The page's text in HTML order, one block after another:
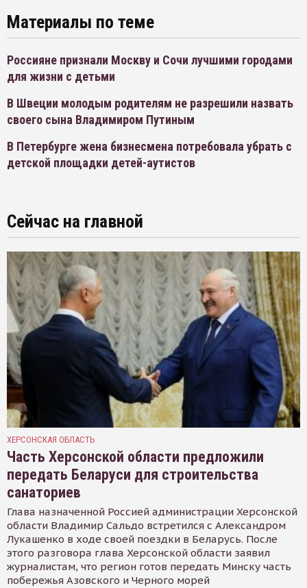
Материалы по теме
Россияне признали Москву и Сочи лучшими городами
для жизни с детьми
В Швеции молодым родителям не разрешили назвать
своего сына Владимиром Путиным
В Петербурге жена бизнесмена потребовала убрать с
детской площадки детей-аутистов
Сейчас на главной
ХЕРСОНСКАЯ ОБЛАСТЬ
Часть Херсонской области предложили
передать Беларуси для строительства
санаториев
Глава назначенной Россией администрации Херсонской
области Владимир Сальдо встретился с Александром
Лукашенко в ходе своей поездки в Беларусь. После
этого разговора глава Херсонской области заявил
журналистам, что регион готов передать Минску часть
побережья Азовского и Черного морей